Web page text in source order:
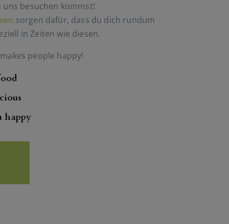
uns besuchen kommst!
sorgen dafür, dass du dich rundum
in Zeiten wie diesen.
people happy!
happy